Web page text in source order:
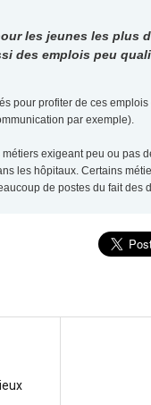
les jeunes les plus
des emplois peu
pour profiter de ces
par exemple).
exigeant peu ou pas
les hôpitaux. Certains
de postes du fait des